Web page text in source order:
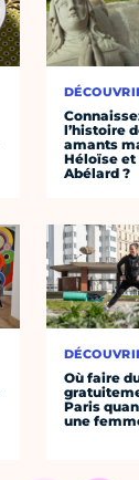
l’histoire
amants
Héloïse et
Abélard ?
Où faire
Paris
une